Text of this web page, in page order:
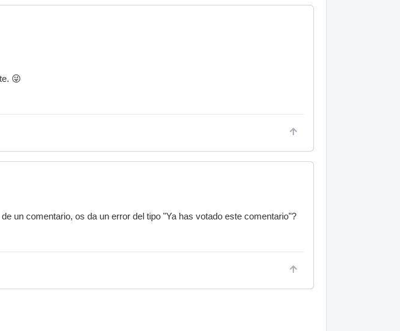
😜
un comentario, os da un error del tipo "Ya has votado este comentario"?